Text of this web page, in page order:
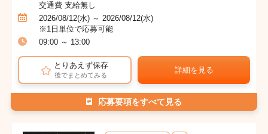
交通費 支給無し
2026/08/12(水) ～ 2026/08/12(水)
※1日単位で応募可能
09:00 ～ 13:00
とりあえず保存
後でまとめてみる
詳細を見る
応募要項をすべて見る